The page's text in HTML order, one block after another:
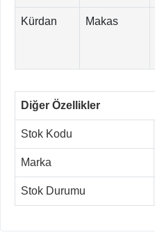
Kürdan Makas
Diğer Özellikler
Stok Kodu
Marka
Stok Durumu